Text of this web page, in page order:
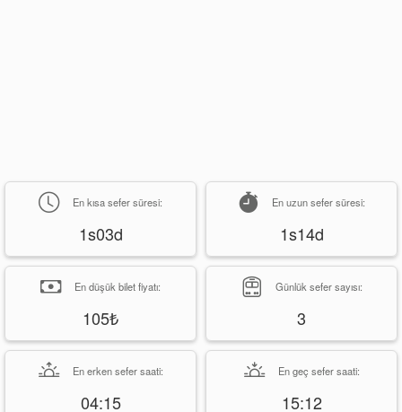
En kısa sefer süresi:
1s03d
En uzun sefer süresi:
1s14d
En düşük bilet fiyatı:
105₺
Günlük sefer sayısı:
3
En erken sefer saati:
04:15
En geç sefer saati:
15:12